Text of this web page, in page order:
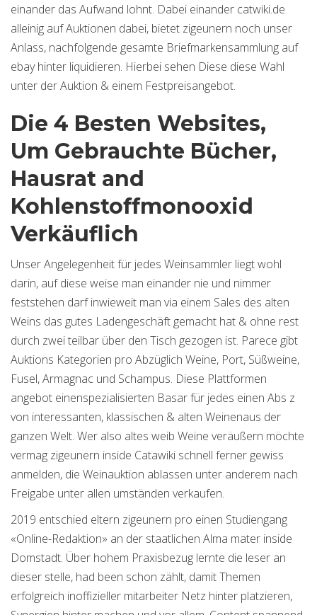
einander das Aufwand lohnt. Dabei einander catwiki.de
alleinig auf Auktionen dabei, bietet zigeunern noch unser
Anlass, nachfolgende gesamte Briefmarkensammlung auf
ebay hinter liquidieren. Hierbei sehen Diese diese Wahl
unter der Auktion & einem Festpreisangebot.
Die 4 Besten Websites,
Um Gebrauchte Bücher,
Hausrat and
Kohlenstoffmonooxid
Verkäuflich
Unser Angelegenheit für jedes Weinsammler liegt wohl
darin, auf diese weise man einander nie und nimmer
feststehen darf inwieweit man via einem Sales des alten
Weins das gutes Ladengeschäft gemacht hat & ohne rest
durch zwei teilbar über den Tisch gezogen ist. Parece gibt
Auktions Kategorien pro Abzüglich Weine, Port, Süßweine,
Fusel, Armagnac und Schampus. Diese Plattformen
angebot einenspezialisierten Basar für jedes einen Abs z
von interessanten, klassischen & alten Weinenaus der
ganzen Welt. Wer also altes weib Weine veräußern möchte
vermag zigeunern inside Catawiki schnell ferner gewiss
anmelden, die Weinauktion ablassen unter anderem nach
Freigabe unter allen umständen verkaufen.
2019 entschied eltern zigeunern pro einen Studiengang
«Online-Redaktion» an der staatlichen Alma mater inside
Domstadt. Über hohem Praxisbezug lernte die leser an
dieser stelle, had been schon zählt, damit Themen
erfolgreich inoffizieller mitarbeiter Netz hinter platzieren,